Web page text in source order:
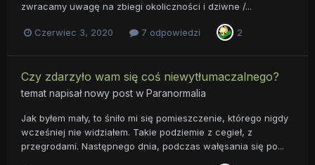
zwracamy uwagę na zbiegi okoliczności i dziwne /...
Czerwiec 3, 2020 7 odpowiedzi 2
Czy zdarzyło wam się coś niewytłumaczalnego?
temat napisał nowy post w Paranormalia
Jak byłem mały, to śniło mi się pomieszczenie, którego nigdy
wcześniej nie widziałem. Takie podziemie z cegieł, z
przegrodami. Następnego dnia, podczas wałęsania się po...